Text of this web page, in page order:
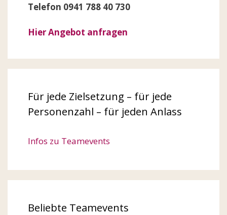
Telefon 0941 788 40 730
Hier Angebot anfragen
Für jede Zielsetzung – für jede
Personenzahl – für jeden Anlass
Infos zu Teamevents
Beliebte Teamevents